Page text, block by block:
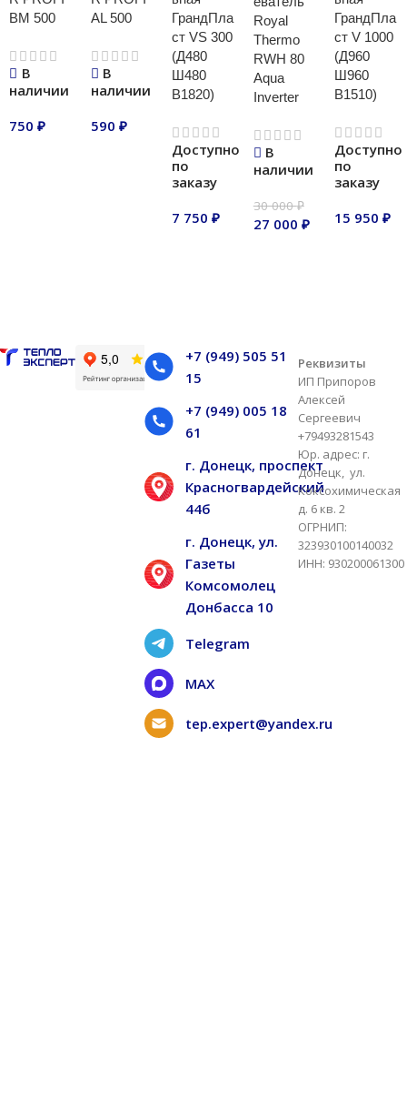
BM 500
В
наличии
750 ₽
AL 500
В
наличии
590 ₽
ГрандПла
ст VS 300
(Д480
Ш480
В1820)
Доступно
по
заказу
7 750₽
Royal
Thermo
RWH 80
Aqua
Inverter
В
наличии
30 000₽
27 000 ₽
ГрандПла
ст V 1000
(Д960
Ш960
В1510)
Доступно
по
заказу
15 950₽
+7 (949) 505 51
15
+7 (949) 005 18
61
г. Донецк, проспект
Красногвардейский
44б
г. Донецк, ул.
Газеты
Комсомолец
Донбасса 10
Telegram
MAX
tep.expert@yandex.ru
Реквизиты
ИП Припоров
Алексей
Сергеевич
+79493281543
Юр. адрес: г.
Донецк, ул.
Коксохимическая
д. 6 кв. 2
ОГРНИП:
323930100140032
ИНН: 930200061300